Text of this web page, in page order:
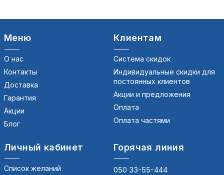
Меню
О нас
Контакты
Доставка
Гарантия
Акции
Блог
Клиентам
Система скидок
Индивидуальные скидки для
постоянных клиентов
Акции и предложения
Оплата
Оплата частями
Личный кабинет
Список желаний
Горячая линия
050 33-55-444